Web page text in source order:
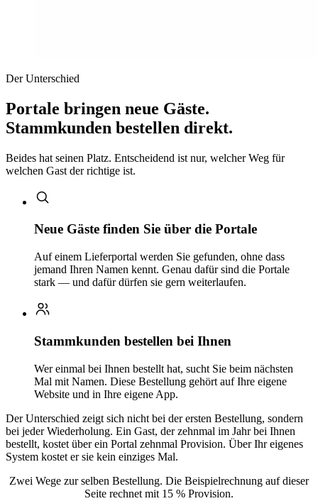
Der Unterschied
Portale bringen neue Gäste.
Stammkunden bestellen direkt.
Beides hat seinen Platz. Entscheidend ist nur, welcher Weg für
welchen Gast der richtige ist.
Neue Gäste finden Sie über die Portale
Auf einem Lieferportal werden Sie gefunden, ohne dass
jemand Ihren Namen kennt. Genau dafür sind die Portale
stark — und dafür dürfen sie gern weiterlaufen.
Stammkunden bestellen bei Ihnen
Wer einmal bei Ihnen bestellt hat, sucht Sie beim nächsten
Mal mit Namen. Diese Bestellung gehört auf Ihre eigene
Website und in Ihre eigene App.
Der Unterschied zeigt sich nicht bei der ersten Bestellung, sondern
bei jeder Wiederholung. Ein Gast, der zehnmal im Jahr bei Ihnen
bestellt, kostet über ein Portal zehnmal Provision. Über Ihr eigenes
System kostet er sie kein einziges Mal.
Zwei Wege zur selben Bestellung. Die Beispielrechnung auf dieser
Seite rechnet mit 15 % Provision.